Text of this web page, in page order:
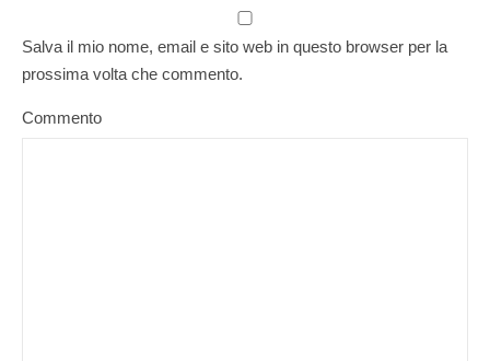
Salva il mio nome, email e sito web in questo browser per la
prossima volta che commento.
Commento